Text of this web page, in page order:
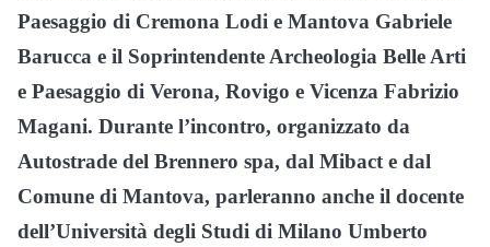
Paesaggio di Cremona Lodi e Mantova Gabriele
Barucca e il Soprintendente Archeologia Belle Arti
e Paesaggio di Verona, Rovigo e Vicenza Fabrizio
Magani. Durante l’incontro, organizzato da
Autostrade del Brennero spa, dal Mibact e dal
Comune di Mantova, parleranno anche il docente
dell’Università degli Studi di Milano Umberto